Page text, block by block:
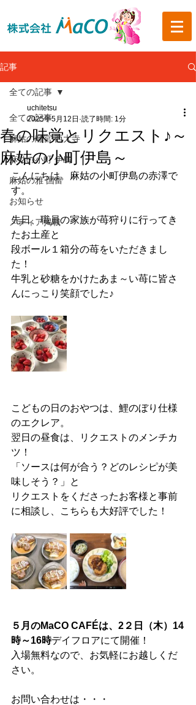
記事
全ての記事
麻姑の離宮 西大寺
麻姑の小町 伊島
麻姑の雅 国富
お知らせ
メディア掲載
全ての記事
春の味覚とリクエスト♪～
麻姑の小町伊島～
uchitetsu
2025年5月12日 読了時間: 1分
こんにちは。麻姑の小町伊島の赤澤で
す。
先日、職員の家族が苺狩りに行ってき
たお土産と
段ボール１箱分の苺をいただきまし
た！
牛乳と砂糖をかけたあま～い苺に皆さ
んにっこり笑顔でした♪
こどもの日のおやつは、鯉のぼり仕様
のエクレア。
翌日の昼食は、リクエストのメンチカ
ツ！
「ソースは何が合う？どのレシピが美
味しそう？」と
リクエストをくださったお客様と事前
に相談し、こちらも大好評でした！
５月のMaCO CAFÉは、2２日（木）14
時～16時デイフロアにて開催！
入場無料なので、お気軽にお越しくだ
さい。
お問い合わせは・・・